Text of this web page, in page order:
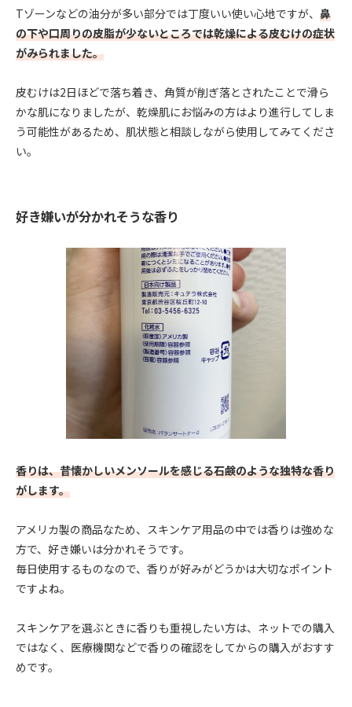
Tゾーンなどの油分が多い部分では丁度いい使い心地ですが、 鼻
の下や口周りの皮脂が少ないところでは乾燥による皮むけの症状
がみられました。
皮むけは2日ほどで落ち着き、角質が削ぎ落とされたことで滑ら
かな肌になりましたが、乾燥肌にお悩みの方はより進行してしま
う可能性があるため、肌状態と相談しながら使用してみてくださ
い。
好き嫌いが分かれそうな香り
香りは、昔懐かしいメンソールを感じる石鹸のような独特な香り
がします。
アメリカ製の商品なため、スキンケア用品の中では香りは強めな
方で、好き嫌いは分かれそうです。
毎日使用するものなので、香りが好みがどうかは大切なポイント
ですよね。
スキンケアを選ぶときに香りも重視したい方は、ネットでの購入
ではなく、医療機関などで香りの確認をしてからの購入がおすす
めです。